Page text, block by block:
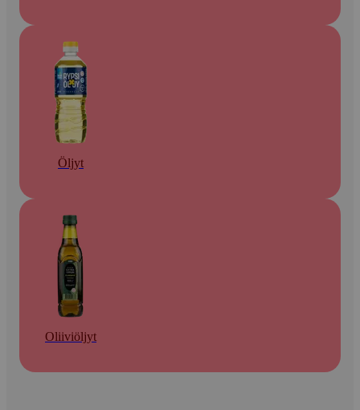
Öljyt
Oliiviöljyt